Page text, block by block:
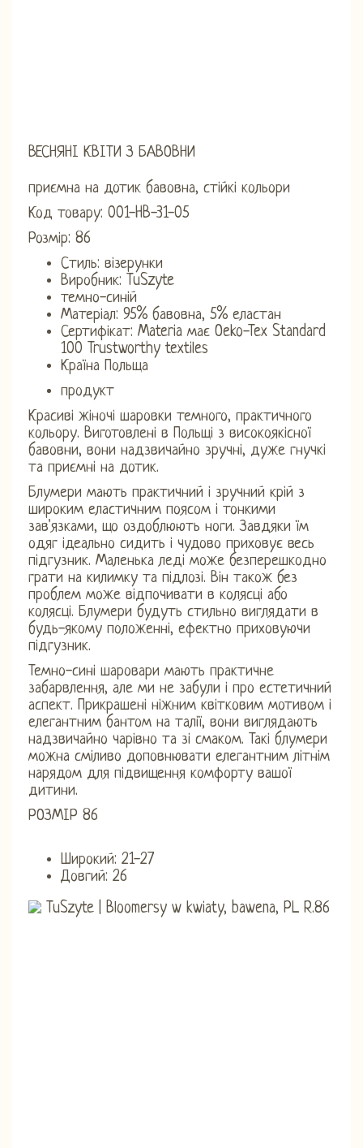
ВЕСНЯНІ КВІТИ З БАВОВНИ
приємна на дотик бавовна, стійкі кольори
Код товару: 001-HB-31-05
Розмір: 86
Стиль: візерунки
Виробник: TuSzyte
темно-синій
Матеріал: 95% бавовна, 5% еластан
Сертифікат: Materia має Oeko-Tex Standard
100 Trustworthy textiles
Країна Польща
продукт
Красиві жіночі шаровки темного, практичного
кольору. Виготовлені в Польщі з високоякісної
бавовни, вони надзвичайно зручні, дуже гнучкі
та приємні на дотик.
Блумери мають практичний і зручний крій з
широким еластичним поясом і тонкими
зав'язками, що оздоблюють ноги. Завдяки їм
одяг ідеально сидить і чудово приховує весь
підгузник. Маленька леді може безперешкодно
грати на килимку та підлозі. Він також без
проблем може відпочивати в колясці або
колясці. Блумери будуть стильно виглядати в
будь-якому положенні, ефектно приховуючи
підгузник.
Темно-сині шаровари мають практичне
забарвлення, але ми не забули і про естетичний
аспект. Прикрашені ніжним квітковим мотивом і
елегантним бантом на талії, вони виглядають
надзвичайно чарівно та зі смаком. Такі блумери
можна сміливо доповнювати елегантним літнім
нарядом для підвищення комфорту вашої
дитини.
РОЗМІР 86
Широкий: 21-27
Довгий: 26